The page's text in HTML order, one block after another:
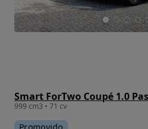
Smart ForTwo Coupé 1.0
999 cm3 • 71 cv